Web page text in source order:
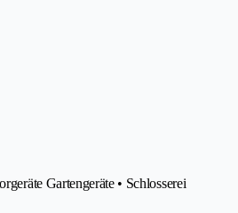
Gartengeräte • Schlosserei